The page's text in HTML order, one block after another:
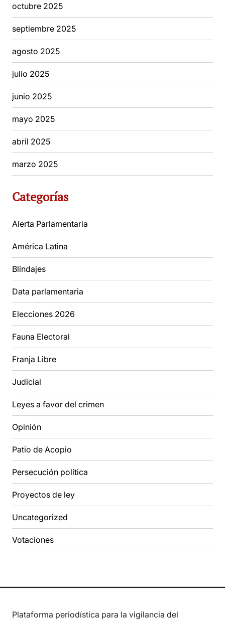
octubre 2025
septiembre 2025
agosto 2025
julio 2025
junio 2025
mayo 2025
abril 2025
marzo 2025
Categorías
Alerta Parlamentaria
América Latina
Blindajes
Data parlamentaria
Elecciones 2026
Fauna Electoral
Franja Libre
Judicial
Leyes a favor del crimen
Opinión
Patio de Acopio
Persecución política
Proyectos de ley
Uncategorized
Votaciones
Plataforma periodística para la vigilancia del